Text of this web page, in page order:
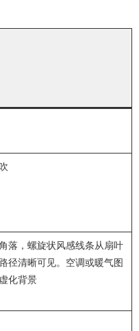
落，螺旋状风感线条从扇叶
径清晰可见。空调或暖气图
化背景